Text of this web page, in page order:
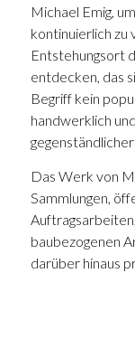
Michael Emig,
kontinuierlich zu
Entstehungsort
entdecken, das
Begriff kein
handwerklich
Das Werk von
Sammlungen,
baubezogenen
darüber hinaus